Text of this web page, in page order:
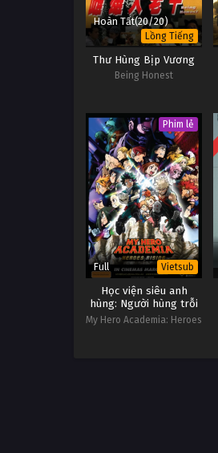
Hoàn Tất(20/20)
Lồng Tiếng
Thư Hùng Bịp Vương
Being Honest
Phim lẻ
Full Vietsub
Học viện siêu anh
hùng: Người hùng trỗi
dậy
My Hero Academia: Heroes